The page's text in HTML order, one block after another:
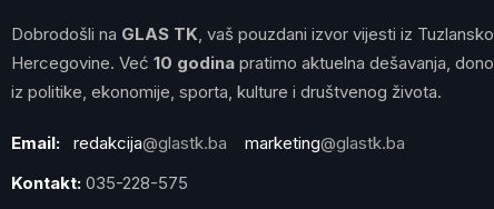
Dobrodošli na GLAS TK, vaš pouzdani izvor vijesti iz
Hercegovine. Već 10 godina pratimo aktuelna dešavanja,
iz politike, ekonomije, sporta, kulture i društvenog života.
Email: redakcija@glastk.ba marketing@glastk.ba
Kontakt: 035-228-575